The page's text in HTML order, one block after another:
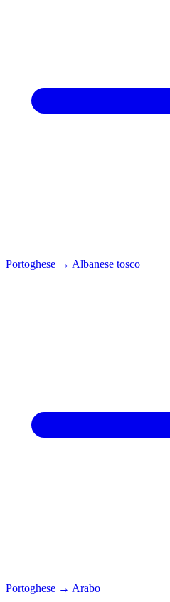
Portoghese → Albanese tosco
Portoghese → Arabo